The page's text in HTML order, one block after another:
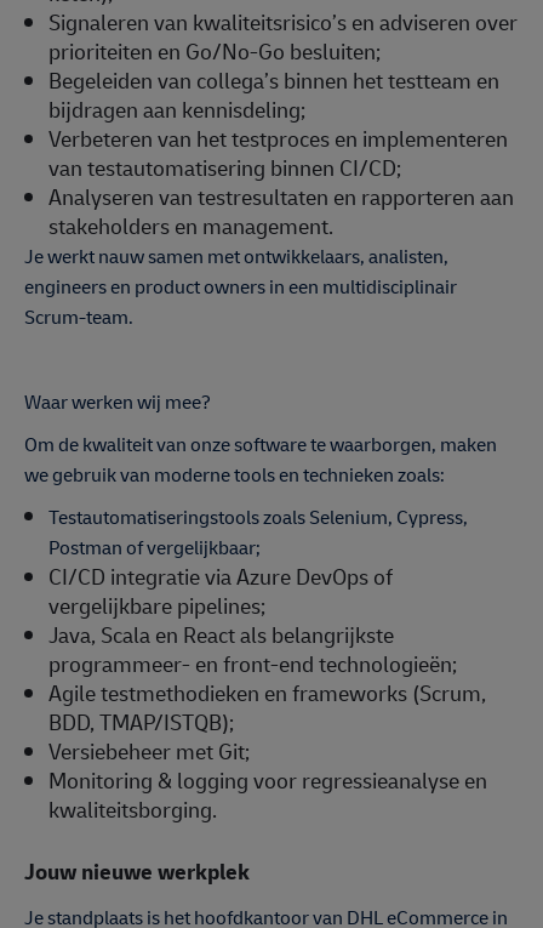
Signaleren van kwaliteitsrisico’s en adviseren over
prioriteiten en Go/No-Go besluiten;
Begeleiden van collega’s binnen het testteam en
bijdragen aan kennisdeling;
Verbeteren van het testproces en implementeren
van testautomatisering binnen CI/CD;
Analyseren van testresultaten en rapporteren aan
stakeholders en management.
Je werkt nauw samen met ontwikkelaars, analisten,
engineers en product owners in een multidisciplinair
Scrum-team.
Waar werken wij mee?
Om de kwaliteit van onze software te waarborgen, maken
we gebruik van moderne tools en technieken zoals:
Testautomatiseringstools zoals Selenium, Cypress,
Postman of vergelijkbaar;
CI/CD integratie via Azure DevOps of
vergelijkbare pipelines;
Java, Scala en React als belangrijkste
programmeer- en front-end technologieën;
Agile testmethodieken en frameworks (Scrum,
BDD, TMAP/ISTQB);
Versiebeheer met Git;
Monitoring & logging voor regressieanalyse en
kwaliteitsborging.
Jouw nieuwe werkplek
Je standplaats is het hoofdkantoor van DHL eCommerce in